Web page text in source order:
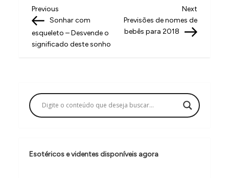
N
a
v
a
ç
o
d
Previous
Post
Previous
Sonhar com
esqueleto – Desvende o
significado deste sonho
Next
Post
Next
Previsões de nomes de
bebês para 2018
Esotéricos e videntes disponíveis agora